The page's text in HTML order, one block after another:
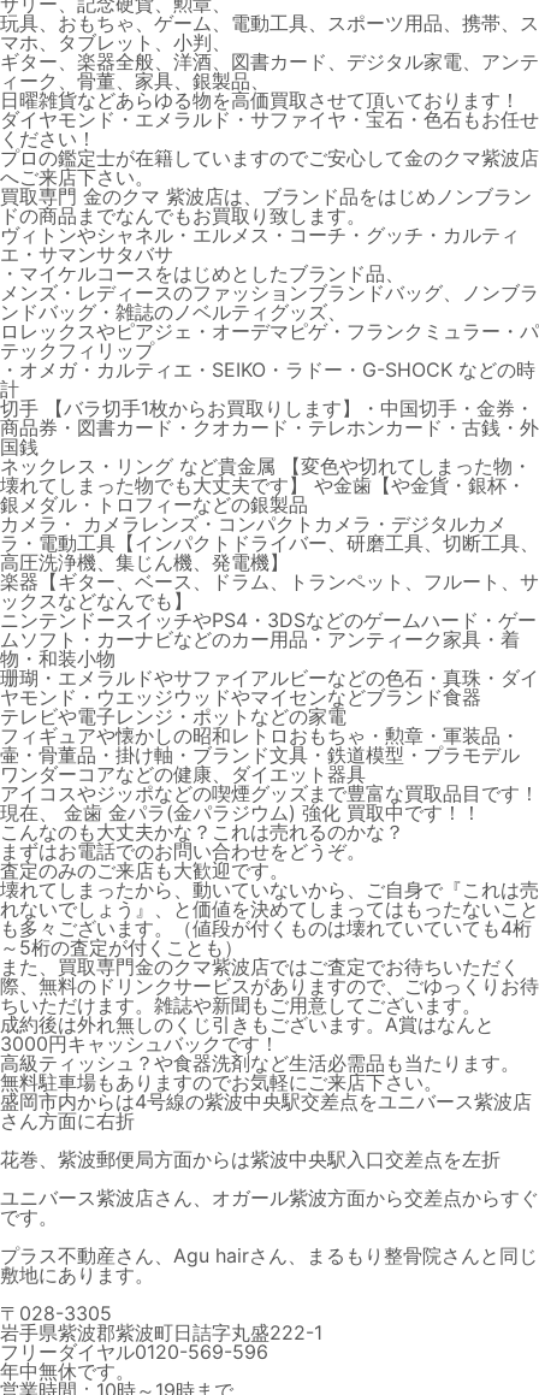
玩具、おもちゃ、ゲーム、電動工具、スポーツ用品、携帯、ス
マホ、タブレット、小判、
ギター、楽器全般、洋酒、図書カード、デジタル家電、アンテ
ィーク、骨董、家具、銀製品、
日曜雑貨などあらゆる物を高価買取させて頂いております！
ダイヤモンド・エメラルド・サファイヤ・宝石・色石もお任せ
ください！
プロの鑑定士が在籍していますのでご安心して金のクマ紫波店
へご来店下さい。
買取専門 金のクマ 紫波店は、ブランド品をはじめノンブラン
ドの商品までなんでもお買取り致します。
ヴィトンやシャネル・エルメス・コーチ・グッチ・カルティ
エ・サマンサタバサ
・マイケルコースをはじめとしたブランド品、
メンズ・レディースのファッションブランドバッグ、ノンブラ
ンドバッグ・雑誌のノベルティグッズ、
ロレックスやピアジェ・オーデマピゲ・フランクミュラー・パ
テックフィリップ
・オメガ・カルティエ・SEIKO・ラドー・G-SHOCK などの時
計
切手 【バラ切手1枚からお買取りします】・中国切手・金券・
商品券・図書カード・クオカード・テレホンカード・古銭・外
国銭
ネックレス・リング など貴金属 【変色や切れてしまった物・
壊れてしまった物でも大丈夫です】 や金歯【や金貨・銀杯・
銀メダル・トロフィーなどの銀製品
カメラ・ カメラレンズ・コンパクトカメラ・デジタルカメ
ラ・電動工具【インパクトドライバー、研磨工具、切断工具、
高圧洗浄機、集じん機、発電機】
楽器【ギター、ベース、ドラム、トランペット、フルート、サ
ックスなどなんでも】
ニンテンドースイッチやPS4・3DSなどのゲームハード・ゲー
ムソフト・カーナビなどのカー用品・アンティーク家具・着
物・和装小物
珊瑚・エメラルドやサファイアルビーなどの色石・真珠・ダイ
ヤモンド・ウエッジウッドやマイセンなどブランド食器
テレビや電子レンジ・ポットなどの家電
フィギュアや懐かしの昭和レトロおもちゃ・勲章・軍装品・
壷・骨董品・掛け軸・ブランド文具・鉄道模型・プラモデル
ワンダーコアなどの健康、ダイエット器具
アイコスやジッポなどの喫煙グッズまで豊富な買取品目です！
現在、 金歯 金パラ(金パラジウム) 強化 買取中です！！
こんなのも大丈夫かな？これは売れるのかな？
まずはお電話でのお問い合わせをどうぞ。
査定のみのご来店も大歓迎です。
壊れてしまったから、動いていないから、ご自身で『これは売
れないでしょう』、と価値を決めてしまってはもったないこと
も多々ございます。（値段が付くものは壊れていていても4桁
～5桁の査定が付くことも）
また、買取専門金のクマ紫波店ではご査定でお待ちいただく
際、無料のドリンクサービスがありますので、ごゆっくりお待
ちいただけます。雑誌や新聞もご用意してございます。
成約後は外れ無しのくじ引きもございます。A賞はなんと
3000円キャッシュバックです！
高級ティッシュ？や食器洗剤など生活必需品も当たります。
無料駐車場もありますのでお気軽にご来店下さい。
盛岡市内からは4号線の紫波中央駅交差点をユニバース紫波店
さん方面に右折
花巻、紫波郵便局方面からは紫波中央駅入口交差点を左折
ユニバース紫波店さん、オガール紫波方面から交差点からすぐ
です。
プラス不動産さん、Agu hairさん、まるもり整骨院さんと同じ
敷地にあります。
〒028-3305
岩手県紫波郡紫波町日詰字丸盛222-1
フリーダイヤル0120-569-596
年中無休です。
営業時間：10時～19時まで